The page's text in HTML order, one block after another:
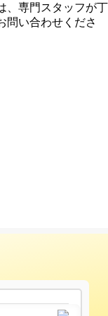
、専門スタッフが丁
問い合わせくださ